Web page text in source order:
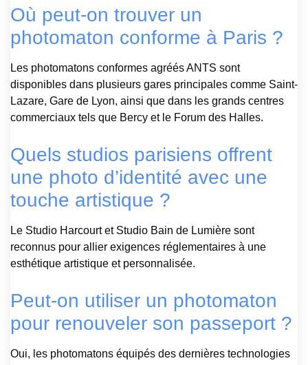
Où peut-on trouver un
photomaton conforme à Paris ?
Les photomatons conformes agréés ANTS sont
disponibles dans plusieurs gares principales comme Saint-
Lazare, Gare de Lyon, ainsi que dans les grands centres
commerciaux tels que Bercy et le Forum des Halles.
Quels studios parisiens offrent
une photo d’identité avec une
touche artistique ?
Le Studio Harcourt et Studio Bain de Lumière sont
reconnus pour allier exigences réglementaires à une
esthétique artistique et personnalisée.
Peut-on utiliser un photomaton
pour renouveler son passeport ?
Oui, les photomatons équipés des dernières technologies